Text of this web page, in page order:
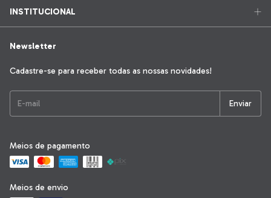
INSTITUCIONAL
Newsletter
Cadastre-se para receber todas as nossas novidades!
Meios de pagamento
Meios de envio